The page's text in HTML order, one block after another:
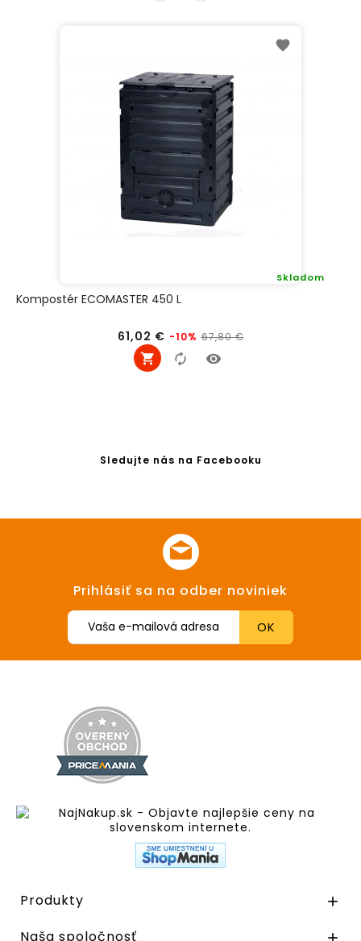
Kompostér ECOMASTER 450 L
61,02 € Bežná
cena
-10% 67,80 €
Skladom
Cena
Sledujte nás na Facebooku
Prihlásiť sa na odber noviniek
Produkty 
Naša spoločnosť 